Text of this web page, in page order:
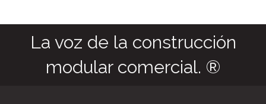
La voz de la construcción
modular comercial. ®